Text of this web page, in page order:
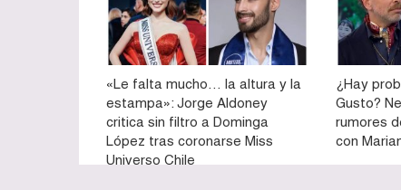
«Le falta mucho… la altura y la
estampa»: Jorge Aldoney
critica sin filtro a Dominga
López tras coronarse Miss
Universo Chile
¿Hay
Gusto?
rumores
con